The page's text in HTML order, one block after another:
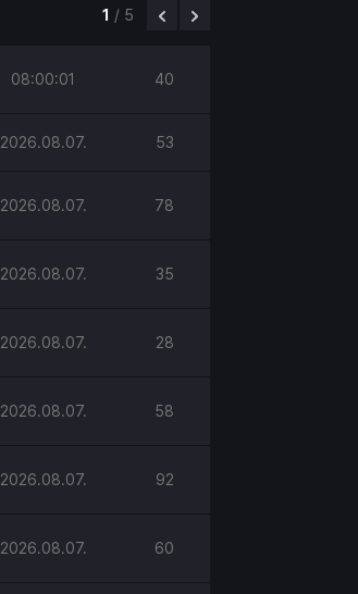
1 / 5
08:00:01 40
2026.08.07. 53
2026.08.07. 78
2026.08.07. 35
2026.08.07. 28
2026.08.07. 58
2026.08.07. 92
2026.08.07. 60